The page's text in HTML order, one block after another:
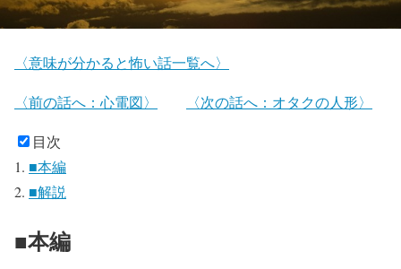
〈意味が分かると怖い話一覧へ〉
〈前の話へ：心電図〉 〈次の話へ：オタクの人形〉
目次
■本編
■解説
■本編